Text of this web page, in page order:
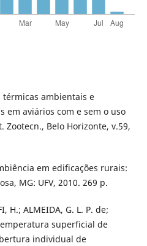
térmicas ambientais e
em aviários com e sem o uso
Zootecn., Belo Horizonte, v.59,
em edificações rurais:
MG: UFV, 2010. 269 p.
H.; ALMEIDA, G. L. P. de;
superficial de
individual de